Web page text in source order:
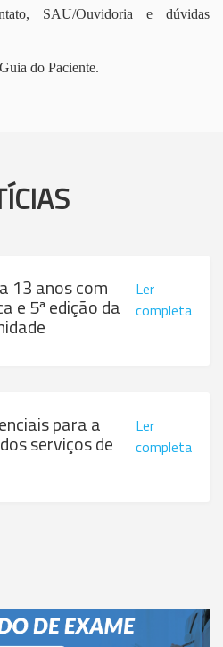
SAU/Ouvidoria e dúvidas
do Paciente.
13 anos com
e 5ª edição da
Ler
completa
para a
serviços de
Ler
completa